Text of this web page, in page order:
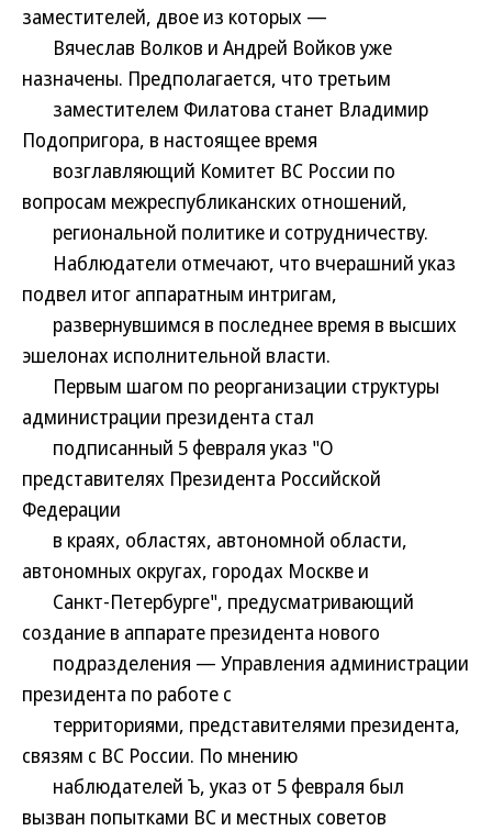
заместителей, двое из которых —
Вячеслав Волков и Андрей Войков уже
назначены. Предполагается, что третьим
заместителем Филатова станет Владимир
Подопригора, в настоящее время
возглавляющий Комитет ВС России по
вопросам межреспубликанских отношений,
региональной политике и сотрудничеству.
Наблюдатели отмечают, что вчерашний указ
подвел итог аппаратным интригам,
развернувшимся в последнее время в высших
эшелонах исполнительной власти.
Первым шагом по реорганизации структуры
администрации президента стал
подписанный 5 февраля указ "О
представителях Президента Российской
Федерации
в краях, областях, автономной области,
автономных округах, городах Москве и
Санкт-Петербурге", предусматривающий
создание в аппарате президента нового
подразделения — Управления администрации
президента по работе с
территориями, представителями президента,
связям с ВС России. По мнению
наблюдателей Ъ, указ от 5 февраля был
вызван попытками ВС и местных советов